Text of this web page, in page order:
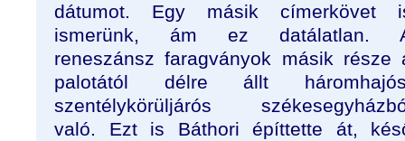
dátumot. Egy másik címerkövet
ismerünk, ám ez datálatlan.
reneszánsz faragványok másik része
palotától délre állt
szentélykörüljárós
való. Ezt is Báthori építtette át,